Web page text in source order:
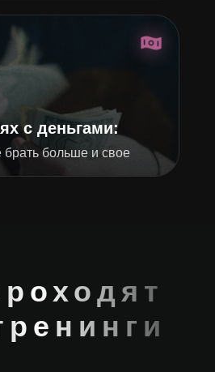
с деньгами:
брать больше и свое